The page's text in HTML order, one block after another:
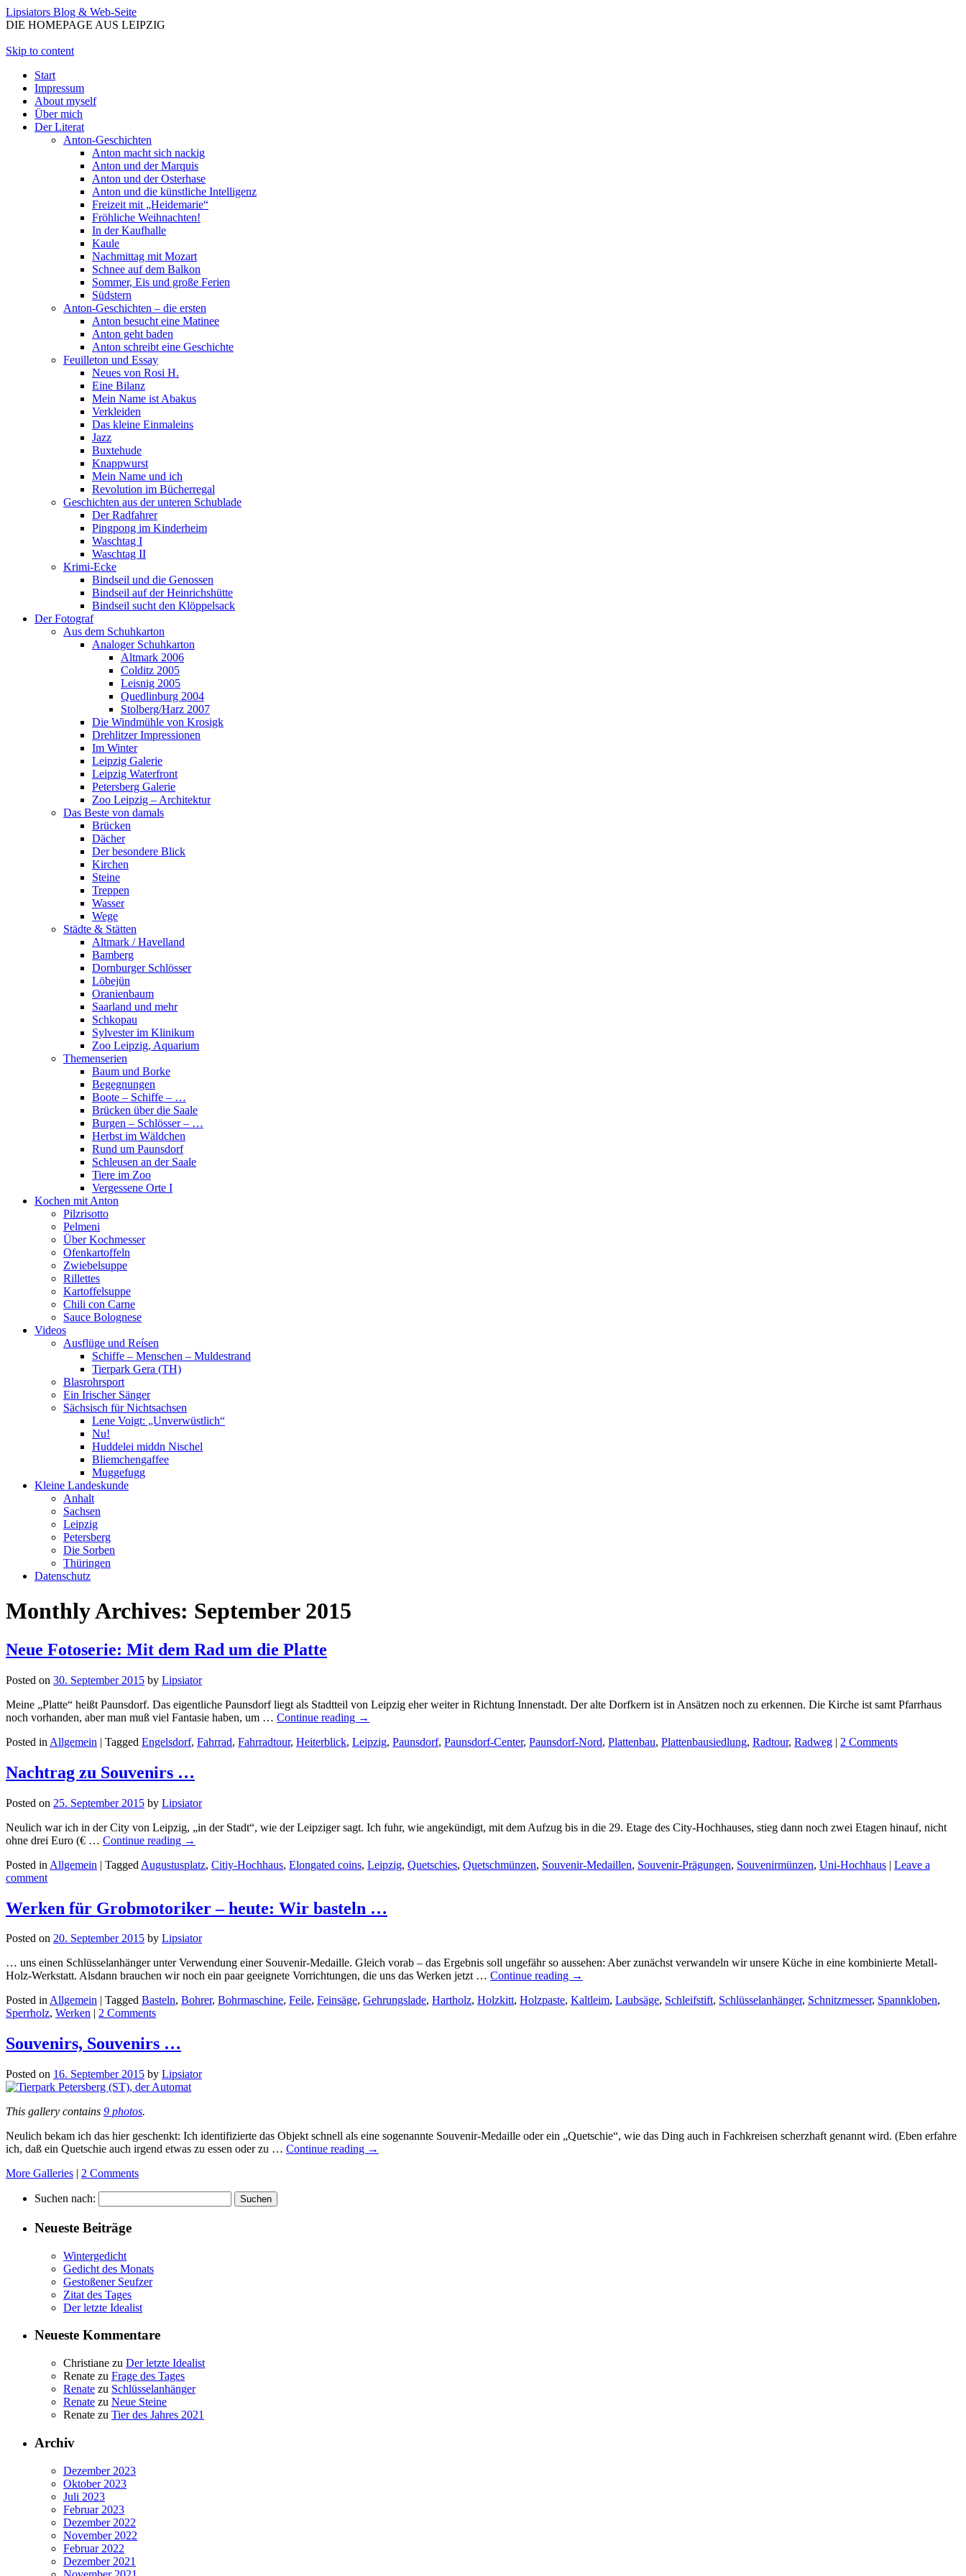
Lipsiators Blog & Web-Seite
DIE HOMEPAGE AUS LEIPZIG
Skip to content
Start
Impressum
About myself
Über mich
Der Literat
Anton-Geschichten
Anton macht sich nackig
Anton und der Marquis
Anton und der Osterhase
Anton und die künstliche Intelligenz
Freizeit mit „Heidemarie“
Fröhliche Weihnachten!
In der Kaufhalle
Kaule
Nachmittag mit Mozart
Schnee auf dem Balkon
Sommer, Eis und große Ferien
Südstern
Anton-Geschichten – die ersten
Anton besucht eine Matinee
Anton geht baden
Anton schreibt eine Geschichte
Feuilleton und Essay
Neues von Rosi H.
Eine Bilanz
Mein Name ist Abakus
Verkleiden
Das kleine Einmaleins
Jazz
Buxtehude
Knappwurst
Mein Name und ich
Revolution im Bücherregal
Geschichten aus der unteren Schublade
Der Radfahrer
Pingpong im Kinderheim
Waschtag I
Waschtag II
Krimi-Ecke
Bindseil und die Genossen
Bindseil auf der Heinrichshütte
Bindseil sucht den Klöppelsack
Der Fotograf
Aus dem Schuhkarton
Analoger Schuhkarton
Altmark 2006
Colditz 2005
Leisnig 2005
Quedlinburg 2004
Stolberg/Harz 2007
Die Windmühle von Krosigk
Drehlitzer Impressionen
Im Winter
Leipzig Galerie
Leipzig Waterfront
Petersberg Galerie
Zoo Leipzig – Architektur
Das Beste von damals
Brücken
Dächer
Der besondere Blick
Kirchen
Steine
Treppen
Wasser
Wege
Städte & Stätten
Altmark / Havelland
Bamberg
Dornburger Schlösser
Löbejün
Oranienbaum
Saarland und mehr
Schkopau
Sylvester im Klinikum
Zoo Leipzig, Aquarium
Themenserien
Baum und Borke
Begegnungen
Boote – Schiffe – …
Brücken über die Saale
Burgen – Schlösser – …
Herbst im Wäldchen
Rund um Paunsdorf
Schleusen an der Saale
Tiere im Zoo
Vergessene Orte I
Kochen mit Anton
Pilzrisotto
Pelmeni
Über Kochmesser
Ofenkartoffeln
Zwiebelsuppe
Rillettes
Kartoffelsuppe
Chili con Carne
Sauce Bolognese
Videos
Ausflüge und Reísen
Schiffe – Menschen – Muldestrand
Tierpark Gera (TH)
Blasrohrsport
Ein Irischer Sänger
Sächsisch für Nichtsachsen
Lene Voigt: „Unverwüstlich“
Nu!
Huddelei middn Nischel
Bliemchengaffee
Muggefugg
Kleine Landeskunde
Anhalt
Sachsen
Leipzig
Petersberg
Die Sorben
Thüringen
Datenschutz
Monthly Archives: September 2015
Neue Fotoserie: Mit dem Rad um die Platte
Posted on 30. September 2015 by Lipsiator
Meine „Platte“ heißt Paunsdorf. Das eigentliche Paunsdorf liegt als Stadtteil von Leipzig eher weiter in Richtung Innenstadt. Der alte Dorfkern ist in Ansätzen noch zu erkennen. Die Kirche ist samt Pfarrhaus
noch vorhanden, aber man muß viel Fantasie haben, um … Continue reading →
Posted in Allgemein | Tagged Engelsdorf, Fahrrad, Fahrradtour, Heiterblick, Leipzig, Paunsdorf, Paunsdorf-Center, Paunsdorf-Nord, Plattenbau, Plattenbausiedlung, Radtour, Radweg | 2 Comments
Nachtrag zu Souvenirs …
Posted on 25. September 2015 by Lipsiator
Neulich war ich in der City von Leipzig, „in der Stadt“, wie der Leipziger sagt. Ich fuhr, wie angekündigt, mit dem Aufzug bis in die 29. Etage des City-Hochhauses, stieg dann noch zwei Etagen hinauf, nicht
ohne drei Euro (€ … Continue reading →
Posted in Allgemein | Tagged Augustusplatz, Citiy-Hochhaus, Elongated coins, Leipzig, Quetschies, Quetschmünzen, Souvenir-Medaillen, Souvenir-Prägungen, Souvenirmünzen, Uni-Hochhaus | Leave a
comment
Werken für Grobmotoriker – heute: Wir basteln …
Posted on 20. September 2015 by Lipsiator
… uns einen Schlüsselanhänger unter Verwendung einer Souvenir-Medaille. Gleich vorab – das Ergebnis soll ungefähr so aussehen: Aber zunächst verwandeln wir unsere Küche in eine kombinierte Metall-
Holz-Werkstatt. Alsdann brauchen wir noch ein paar geeignete Vorrichtungen, die uns das Werken jetzt … Continue reading →
Posted inAllgemein | Tagged Basteln, Bohrer, Bohrmaschine, Feile, Feinsäge, Gehrungslade, Hartholz, Holzkitt, Holzpaste, Kaltleim, Laubsäge, Schleifstift, Schlüsselanhänger, Schnitzmesser, Spannkloben,
Sperrholz, Werken | 2 Comments
Souvenirs, Souvenirs …
Posted on 16. September 2015 by Lipsiator
This gallery contains 9 photos.
Neulich bekam ich das hier geschenkt: Ich identifizierte das Objekt schnell als eine sogenannte Souvenir-Medaille oder ein „Quetschie“, wie das Ding auch in Fachkreisen scherzhaft genannt wird. (Eben erfahre
ich, daß ein Quetschie auch irgend etwas zu essen oder zu … Continue reading →
More Galleries | 2 Comments
Suchen nach:
Neueste Beiträge
Wintergedicht
Gedicht des Monats
Gestoßener Seufzer
Zitat des Tages
Der letzte Idealist
Neueste Kommentare
Christiane zu Der letzte Idealist
Renate zu Frage des Tages
Renate zu Schlüsselanhänger
Renate zu Neue Steine
Renate zu Tier des Jahres 2021
Archiv
Dezember 2023
Oktober 2023
Juli 2023
Februar 2023
Dezember 2022
November 2022
Februar 2022
Dezember 2021